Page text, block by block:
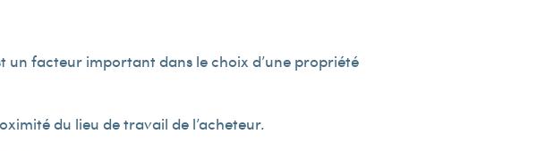
un facteur important dans le choix d’une propriété
du lieu de travail de l’acheteur.